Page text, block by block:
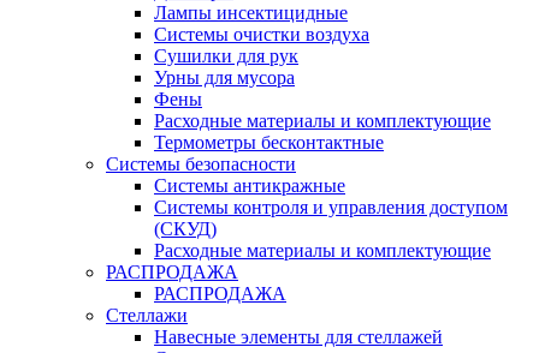
Лампы инсектицидные
Системы очистки воздуха
Сушилки для рук
Урны для мусора
Фены
Расходные материалы и комплектующие
Термометры бесконтактные
Системы безопасности
Системы антикражные
Системы контроля и управления доступом
(СКУД)
Расходные материалы и комплектующие
РАСПРОДАЖА
РАСПРОДАЖА
Стеллажи
Навесные элементы для стеллажей